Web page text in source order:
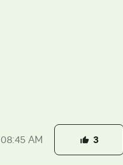
08:45 AM 3